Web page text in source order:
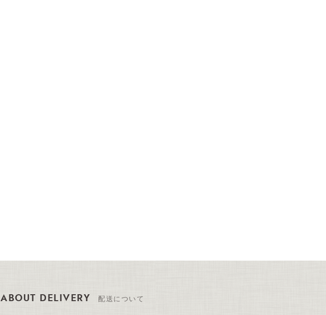
ABOUT DELIVERY 配送について